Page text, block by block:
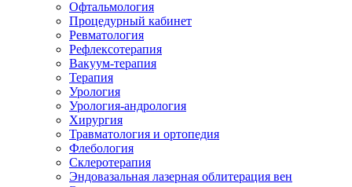
Офтальмология
Процедурный кабинет
Ревматология
Рефлексотерапия
Вакуум-терапия
Терапия
Урология
Урология-андрология
Хирургия
Травматология и ортопедия
Флебология
Склеротерапия
Эндовазальная лазерная облитерация вен